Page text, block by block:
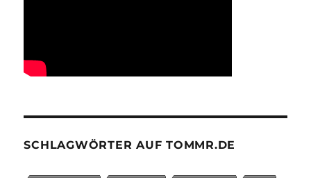
SCHLAGWÖRTER AUF TOMMR.DE